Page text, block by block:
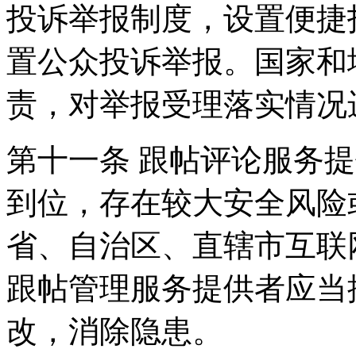
投诉举报制度，设置便
置公众投诉举报。国家
责，对举报受理落实情
第十一条 跟帖评论服务
到位，存在较大安全风
省、自治区、直辖市互
跟帖管理服务提供者应
改，消除隐患。